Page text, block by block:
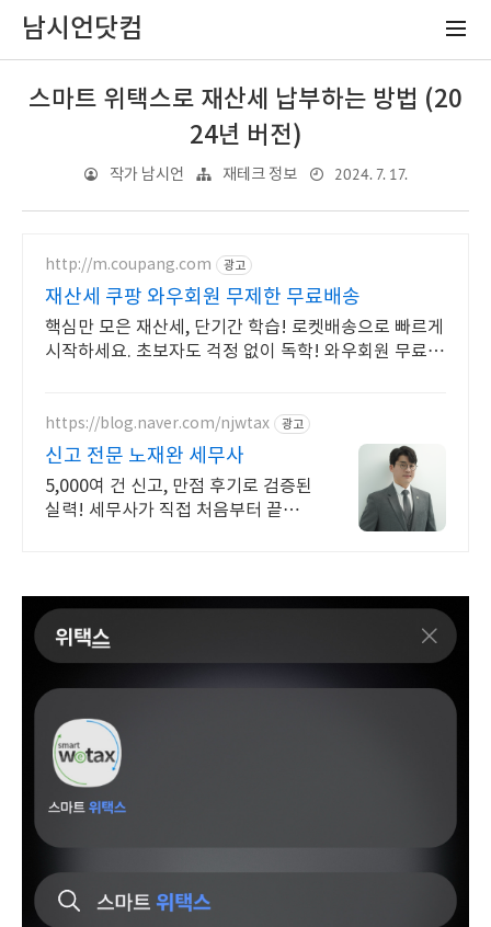
남시언닷컴
스마트 위택스로 재산세 납부하는 방법 (20
24년 버전)
작가 남시언 재테크 정보 2024. 7. 17.
http://m.coupang.com 광고
재산세 쿠팡 와우회원 무제한 무료배송
핵심만 모은 재산세, 단기간 학습! 로켓배송으로 빠르게
시작하세요. 초보자도 걱정 없이 독학! 와우회원 무료반
https://blog.naver.com/njwtax 광고
신고 전문 노재완 세무사
5,000여 건 신고, 만점 후기로 검증된
실력! 세무사가 직접 처음부터 끝까